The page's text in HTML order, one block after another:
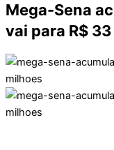
Mega-Sena
vai para R$